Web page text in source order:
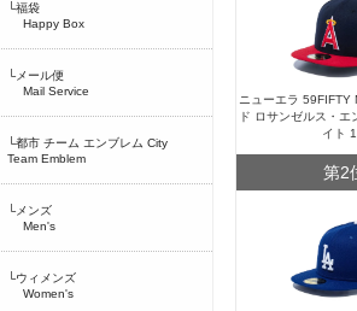
└福袋
Happy Box
└メール便
Mail Service
└都市 チーム エンブレム City
Team Emblem
└メンズ
Men's
└ウィメンズ
Women's
ニューエラ 59FIFTY
ド ロサンゼルス・エ
イト
第2